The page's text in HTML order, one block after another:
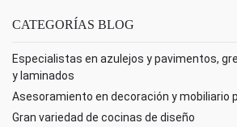
CATEGORÍAS BLOG
Especialistas en azulejos y pavimentos,
y laminados
Asesoramiento en decoración y mobiliario
Gran variedad de cocinas de diseño